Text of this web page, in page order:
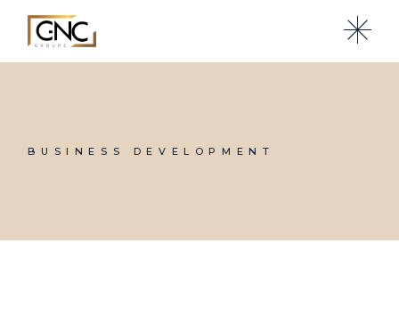
content
BUSINESS DEVELOPMENT